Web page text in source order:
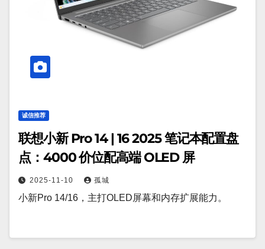
诚信推荐
联想小新 Pro 14 | 16 2025 笔记本配置盘
点：4000 价位配高端 OLED 屏
2025-11-10 孤城
小新Pro 14/16，主打OLED屏幕和内存扩展能力。